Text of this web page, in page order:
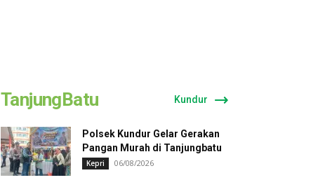
TanjungBatu Kundur
Polsek Kundur Gelar Gerakan
Pangan Murah di Tanjungbatu
Kepri 06/08/2026